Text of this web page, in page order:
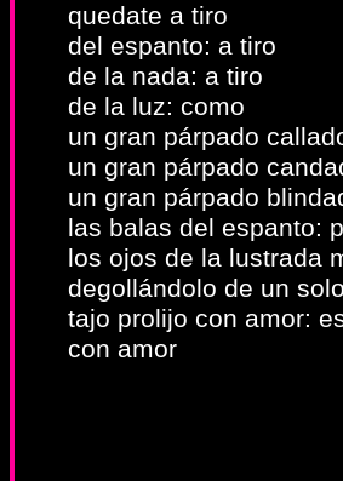
quedate a tiro
del espanto: a tiro
de la nada: a tiro
de la luz: como
un gran párpado
un gran párpado
un gran párpado
las balas del espanto:
los ojos de la lustrada
degollándolo de un solo
tajo prolijo con amor:
con amor